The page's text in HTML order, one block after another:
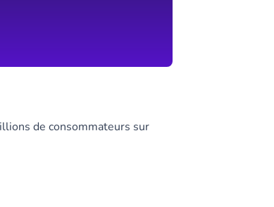
de consommateurs sur